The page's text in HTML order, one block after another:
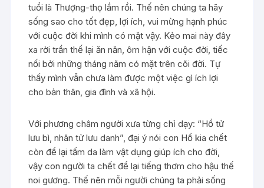
tuổi là Thượng-thọ lắm rồi. Thế nên chúng ta hãy
sống sao cho tốt đẹp, lợi ích, vui mừng hạnh phúc
với cuộc đời khi mình có mặt vậy. Kẻo mai này đây
xa rời trần thế lại ăn năn, ôm hận với cuộc đời, tiếc
nối bởi những tháng năm có mặt trên cõi đời. Tự
thấy mình vẫn chưa làm được một việc gì ích lợi
cho bản thân, gia đình và xã hội.
Với phương châm người xưa từng chỉ dạy: “Hổ tử
lưu bì, nhân tử lưu danh”, đại ý nói con Hổ kia chết
còn để lại tấm da làm vật dụng giúp ích cho đời,
vậy con người ta chết để lại tiếng thơm cho hậu thế
noi gương. Thế nên mỗi người chúng ta phải sống